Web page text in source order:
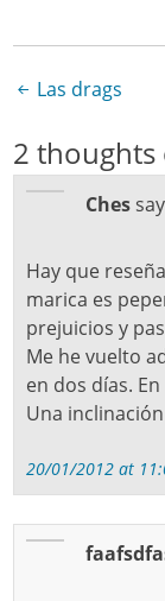
Post
Las drags
2 thoughts
Ches
Hay que
marica es
prejuicios y
Me he vuelto
en dos días.
Una
20/01/2012 at